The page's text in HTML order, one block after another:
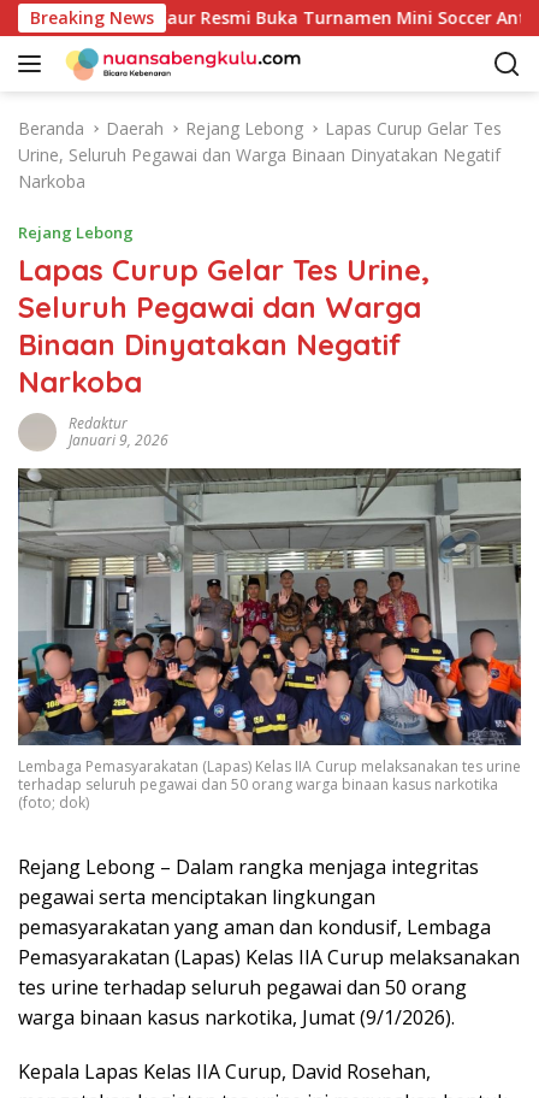
a
Breaking News
81: Bupati Kaur Resmi Buka Turnamen Mini Soccer Antar
Beranda Daerah Rejang Lebong
Lapas Curup Gelar Tes
Urine, Seluruh Pegawai dan Warga Binaan Dinyatakan Negatif
Narkoba
Rejang Lebong
Lapas Curup Gelar Tes Urine,
Seluruh Pegawai dan Warga
Binaan Dinyatakan Negatif
Narkoba
Redaktur
Januari 9, 2026
Lembaga Pemasyarakatan (Lapas) Kelas IIA Curup melaksanakan tes urine
terhadap seluruh pegawai dan 50 orang warga binaan kasus narkotika
(foto; dok)
Rejang Lebong – Dalam rangka menjaga integritas
pegawai serta menciptakan lingkungan
pemasyarakatan yang aman dan kondusif, Lembaga
Pemasyarakatan (Lapas) Kelas IIA Curup melaksanakan
tes urine terhadap seluruh pegawai dan 50 orang
warga binaan kasus narkotika, Jumat (9/1/2026).
Kepala Lapas Kelas IIA Curup, David Rosehan,